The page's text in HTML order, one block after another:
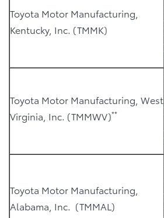
Toyota Motor Manufacturing,
Kentucky, Inc. (TMMK)
Toyota Motor Manufacturing, West
Virginia, Inc. (TMMWV)**
Toyota Motor Manufacturing,
Alabama, Inc. (TMMAL)